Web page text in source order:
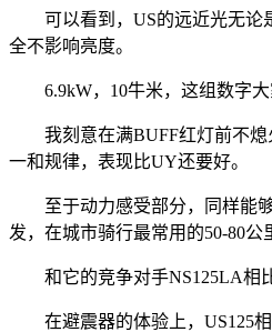
可以看到，US的远近光无论是
全不影响亮度。
6.9kW，10牛米，这组数字大
我刻意在满BUFF红灯前不熄
一和规律，表现比UY还要好。
至于动力感受部分，同样能够
发，在城市骑行最常用的50-80
和它的竞争对手NS125LA相比
在避震器的体验上，US125相